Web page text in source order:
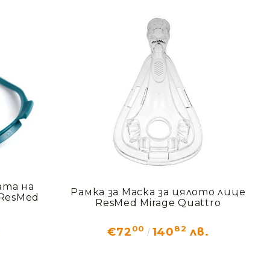
на
Рамка за Маска за цялото лице
ResMed Mirage Quattro
€7200 14082 лв.